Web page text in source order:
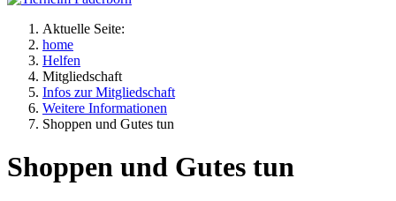
Aktuelle Seite:
home
Helfen
Mitgliedschaft
Infos zur Mitgliedschaft
Weitere Informationen
Shoppen und Gutes tun
Shoppen und Gutes tun